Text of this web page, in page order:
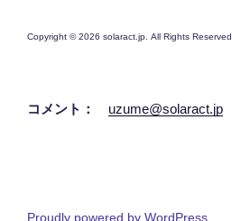
Copyright © 2026 solaract.jp. All Rights Reserved.
コメント： uzume@solaract.jp
Proudly powered by WordPress